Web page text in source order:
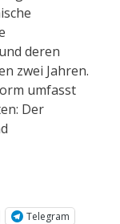
deren
zwei Jahren.
umfasst
Der
Telegram